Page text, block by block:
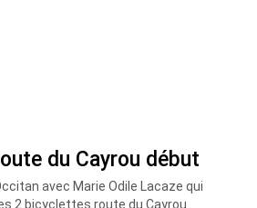
du Cayrou début
avec Marie Odile Lacaze qui
2 bicyclettes route du Cayrou